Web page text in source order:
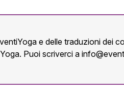
e delle traduzioni dei
Puoi scriverci a